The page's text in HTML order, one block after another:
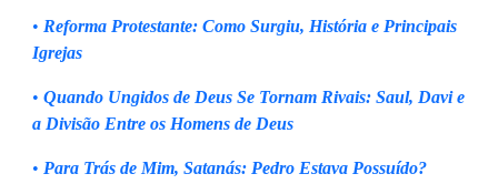
• Reforma Protestante: Como Surgiu, História e Principais
Igrejas
• Quando Ungidos de Deus Se Tornam Rivais: Saul, Davi e
a Divisão Entre os Homens de Deus
• Para Trás de Mim, Satanás: Pedro Estava Possuído?